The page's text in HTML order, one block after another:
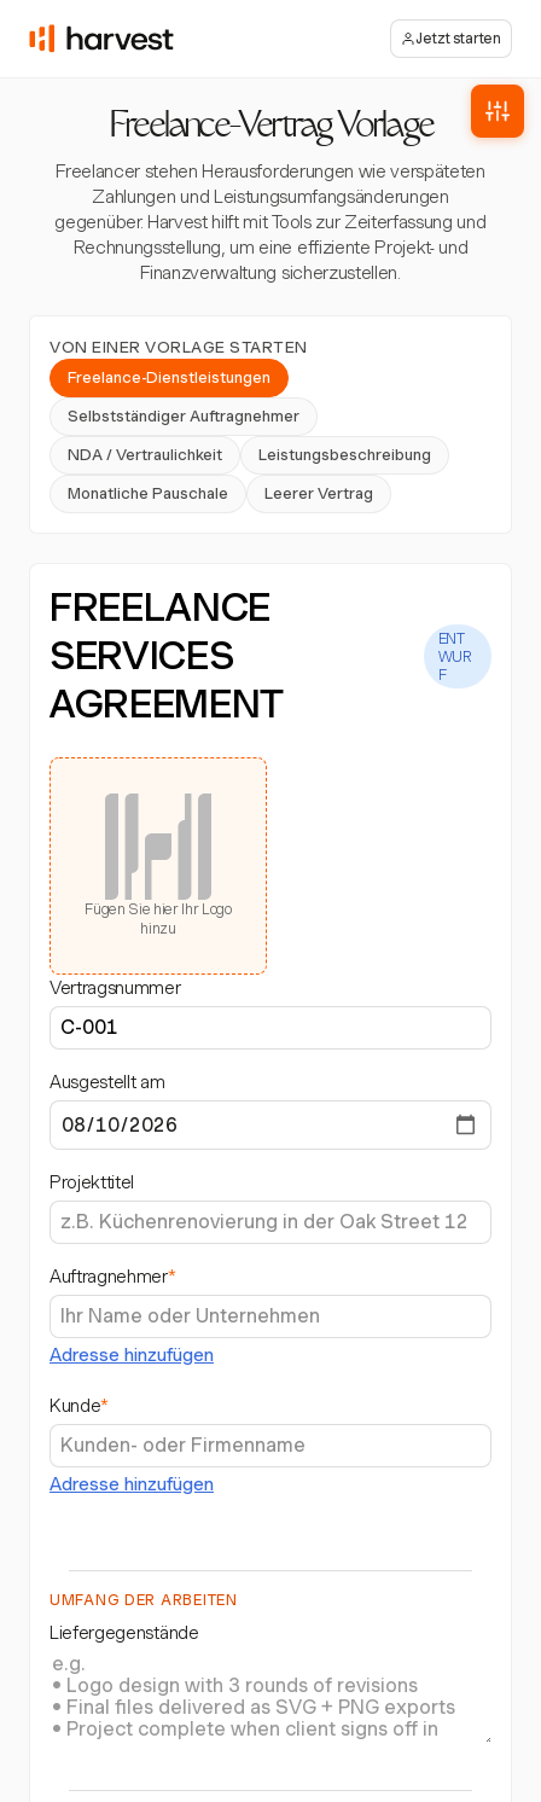
Jetzt starten
Freelance-Vertrag Vorlage
Freelancer stehen Herausforderungen wie verspäteten
Zahlungen und Leistungsumfangsänderungen
gegenüber. Harvest hilft mit Tools zur Zeiterfassung und
Rechnungsstellung, um eine effiziente Projekt- und
Finanzverwaltung sicherzustellen.
VON EINER VORLAGE STARTEN
Freelance-Dienstleistungen
Selbstständiger Auftragnehmer
NDA / Vertraulichkeit Leistungsbeschreibung
Monatliche Pauschale Leerer Vertrag
FREELANCE
SERVICES
AGREEMENT
ENT
WUR
F
Fügen Sie hier Ihr Logo
hinzu
Vertragsnummer
Ausgestellt am
Projekttitel
Auftragnehmer*
Adresse hinzufügen
Kunde*
Adresse hinzufügen
UMFANG DER ARBEITEN
Liefergegenstände